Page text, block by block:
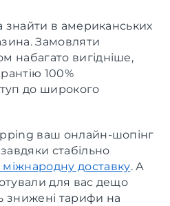
знайти в американських
Замовляти
набагато вигідніше,
100%
до широкого
ваш онлайн-шопінг
стабільно
доставку. А
для вас дещо
знижені тарифи на